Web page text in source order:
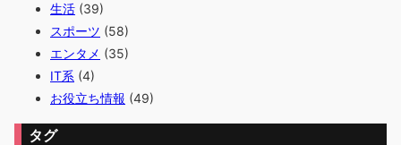
生活 (39)
スポーツ (58)
エンタメ (35)
IT系 (4)
お役立ち情報 (49)
タグ